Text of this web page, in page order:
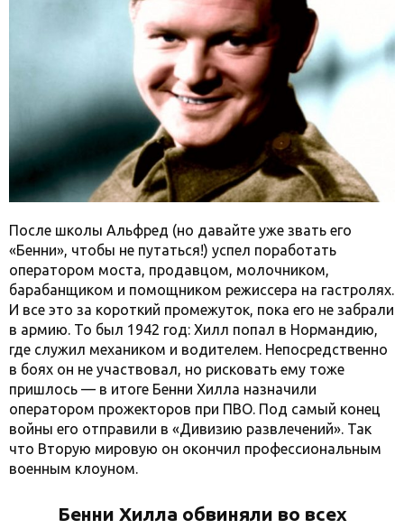
После школы Альфред (но давайте уже звать его
«Бенни», чтобы не путаться!) успел поработать
оператором моста, продавцом, молочником,
барабанщиком и помощником режиссера на гастролях.
И все это за короткий промежуток, пока его не забрали
в армию. То был 1942 год: Хилл попал в Нормандию,
где служил механиком и водителем. Непосредственно
в боях он не участвовал, но рисковать ему тоже
пришлось — в итоге Бенни Хилла назначили
оператором прожекторов при ПВО. Под самый конец
войны его отправили в «Дивизию развлечений». Так
что Вторую мировую он окончил профессиональным
военным клоуном.
Бенни Хилла обвиняли во всех